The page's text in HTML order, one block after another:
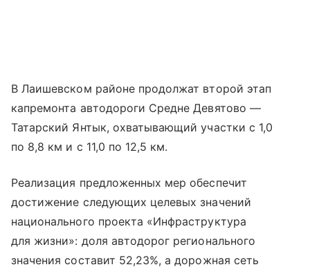
В Лаишевском районе продолжат второй этап
капремонта автодороги Средне Девятово —
Татарский Янтык, охватывающий участки с 1,0
по 8,8 км и с 11,0 по 12,5 км.
Реализация предложенных мер обеспечит
достижение следующих целевых значений
национального проекта «Инфраструктура
для жизни»: доля автодорог регионального
значения составит 52,23%, а дорожная сеть